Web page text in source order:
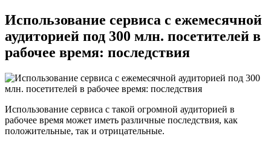
Использование сервиса с ежемесячной
аудиторией под 300 млн. посетителей в
рабочее время: последствия
Использование сервиса с такой огромной аудиторией в
рабочее время может иметь различные последствия, как
положительные, так и отрицательные.